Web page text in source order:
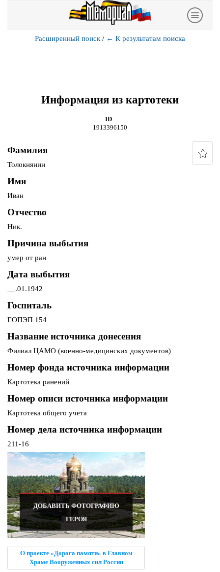
Расширенный поиск / ← К результатам поиска
Информация из картотеки
ID
1913396150
Фамилия
Толокнянин
Имя
Иван
Отчество
Ник.
Причина выбытия
умер от ран
Дата выбытия
__.01.1942
Госпиталь
ГОПЭП 154
Название источника донесения
Филиал ЦАМО (военно-медицинских документов)
Номер фонда источника информации
Картотека ранений
Номер описи источника информации
Картотека общего учета
Номер дела источника информации
211-16
ДОБАВИТЬ ФОТОГРАФИЮ
ГЕРОЯ
О проекте «Дорога памяти» в Главном
Храме Вооруженных сил России